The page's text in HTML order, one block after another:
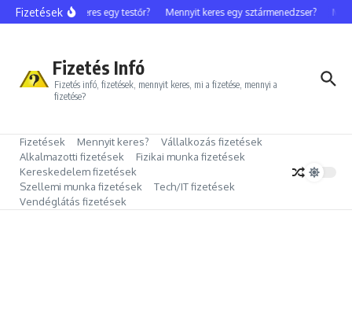
Ugrás a tartalomhoz
Fizetések
Mennyit keres egy testőr? Mennyit keres egy sztármenedzser?
Fizetés Infó
Fizetés infó, fizetések, mennyit keres, mi a fizetése, mennyi a
fizetése?
Fizetések Mennyit keres?
Vállalkozás fizetések
Alkalmazotti fizetések
Fizikai munka fizetések
Kereskedelem fizetések
Szellemi munka fizetések
Tech/IT fizetések
Vendéglátás fizetések